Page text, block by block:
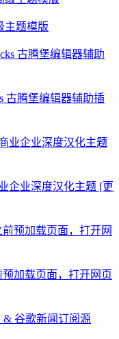
主题模版
古腾堡编辑器辅助插
企业深度汉化主题 [更
预加载页面，打开网页